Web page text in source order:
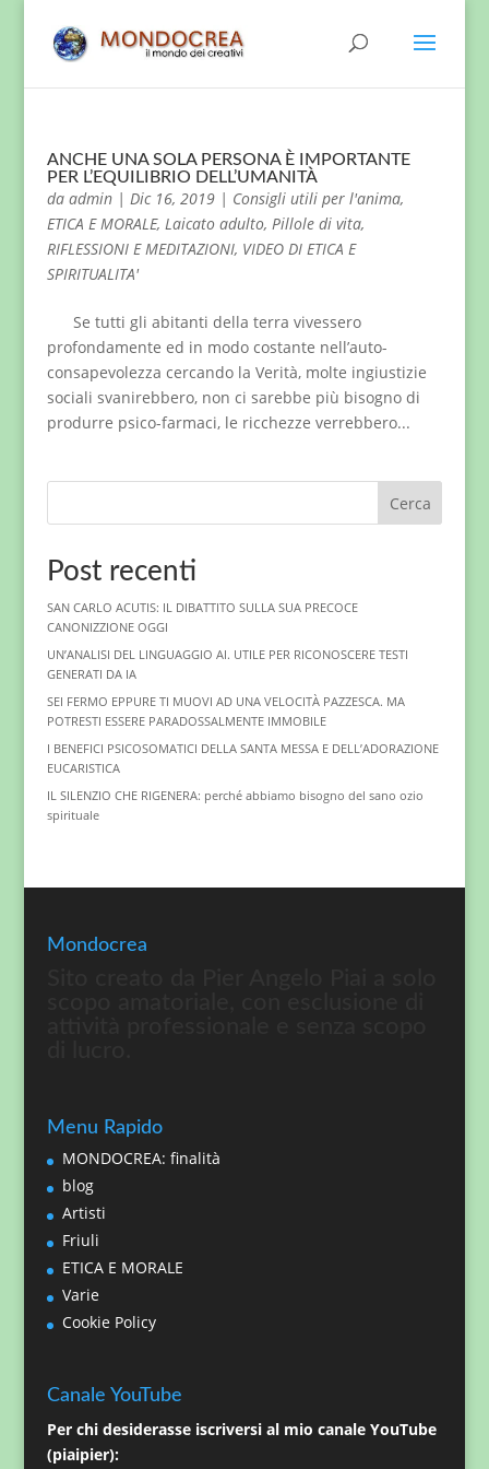
ANCHE UNA SOLA PERSONA È IMPORTANTE
PER L’EQUILIBRIO DELL’UMANITÀ
da admin| Dic 16, 2019| Consigli utili per l'anima,
ETICA E MORALE, Laicato adulto, Pillole di vita,
RIFLESSIONI E MEDITAZIONI, VIDEO DI ETICA E
SPIRITUALITA'
Se tutti gli abitanti della terra vivessero
profondamente ed in modo costante nell’auto-
consapevolezza cercando la Verità, molte ingiustizie
sociali svanirebbero, non ci sarebbe più bisogno di
produrre psico-farmaci, le ricchezze verrebbero...
Cerca
Post recenti
SAN CARLO ACUTIS: IL DIBATTITO SULLA SUA PRECOCE
CANONIZZIONE OGGI
UN’ANALISI DEL LINGUAGGIO AI. UTILE PER RICONOSCERE TESTI
GENERATI DA IA
SEI FERMO EPPURE TI MUOVI AD UNA VELOCITÀ PAZZESCA. MA
POTRESTI ESSERE PARADOSSALMENTE IMMOBILE
I BENEFICI PSICOSOMATICI DELLA SANTA MESSA E DELL’ADORAZIONE
EUCARISTICA
IL SILENZIO CHE RIGENERA: perché abbiamo bisogno del sano ozio
spirituale
Mondocrea
Menu Rapido
MONDOCREA: finalità
blog
Artisti
Friuli
ETICA E MORALE
Varie
Cookie Policy
Canale YouTube
Per chi desiderasse iscriversi al mio canale YouTube
(piaipier):